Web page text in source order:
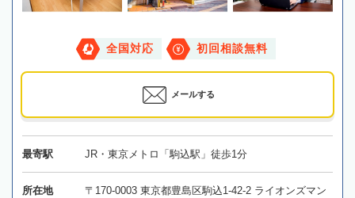
全国対応 初回相談無料
メールする
最寄駅 JR・東京メトロ「駒込駅」徒歩1分
所在地
〒170-0003 東京都豊島区駒込1-42-2 ライオンズマン